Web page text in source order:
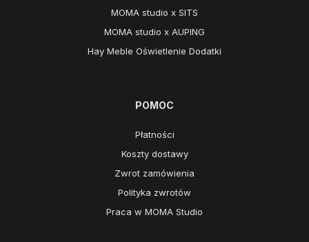
MOMA studio x SITS
MOMA studio x AUPING
Hay Meble Oświetlenie Dodatki
POMOC
Płatności
Koszty dostawy
Zwrot zamówienia
Polityka zwrotów
Praca w MOMA Studio